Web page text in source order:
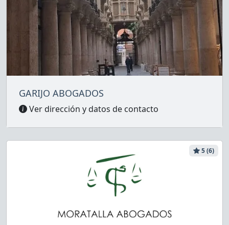
GARIJO ABOGADOS
Ver dirección y datos de contacto
5 (6)